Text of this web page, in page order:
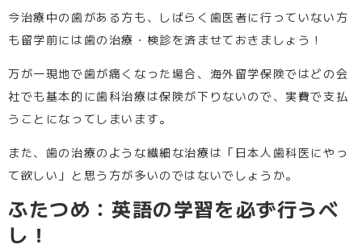
今治療中の歯がある方も、しばらく歯医者に行っていない方
も留学前には歯の治療・検診を済ませておきましょう！
万が一現地で歯が痛くなった場合、海外留学保険ではどの会
社でも基本的に歯科治療は保険が下りないので、実費で支払
うことになってしまいます。
また、歯の治療のような繊細な治療は「日本人歯科医にやっ
て欲しい」と思う方が多いのではないでしょうか。
ふたつめ：英語の学習を必ず行うべ
し！